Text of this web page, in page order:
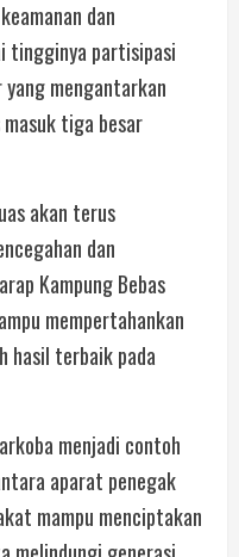
dan
tingginya partisipasi
mengantarkan
masuk tiga besar
akan terus
dan
Kampung Bebas
mempertahankan
hasil terbaik pada
menjadi contoh
aparat penegak
mampu menciptakan